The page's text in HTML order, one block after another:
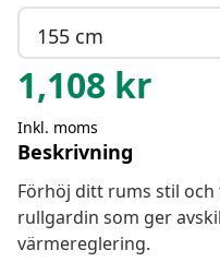
155 cm
1,108 kr
Inkl. moms
Beskrivning
Förhöj ditt rums stil
rullgardin som ger
värmereglering.